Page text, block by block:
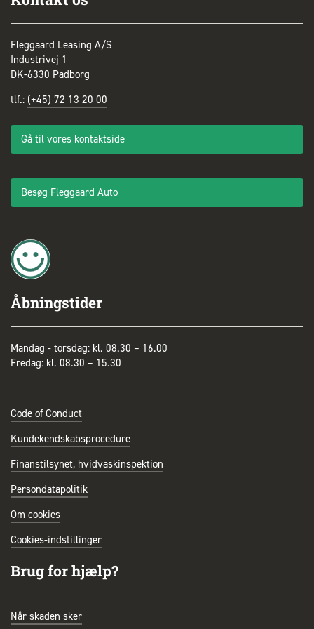
Fleggaard Leasing A/S
Industrivej 1
DK-6330 Padborg
tlf.: (+45) 72 13 20 00
Gå til vores kontaktside
Besøg Fleggaard Auto
Åbningstider
Mandag - torsdag: kl. 08.30 – 16.00
Fredag: kl. 08.30 – 15.30
Code of Conduct
Kundekendskabsprocedure
Finanstilsynet, hvidvaskinspektion
Persondatapolitik
Om cookies
Cookies-indstillinger
Brug for hjælp?
Når skaden sker